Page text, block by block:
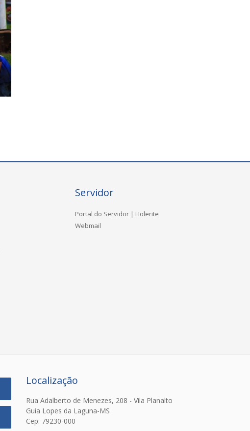
Servidor
Portal do Servidor | Holerite
Webmail
Localização
Rua Adalberto de Menezes, 208 - Vila Planalto
Guia Lopes da Laguna-MS
Cep: 79230-000